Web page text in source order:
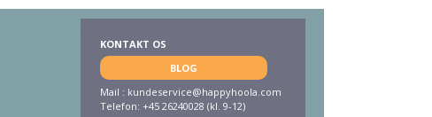
KONTAKT OS
BLOG
Mail : kundeservice@happyhoola.com
Telefon: +45 26240028 (kl. 9-12)